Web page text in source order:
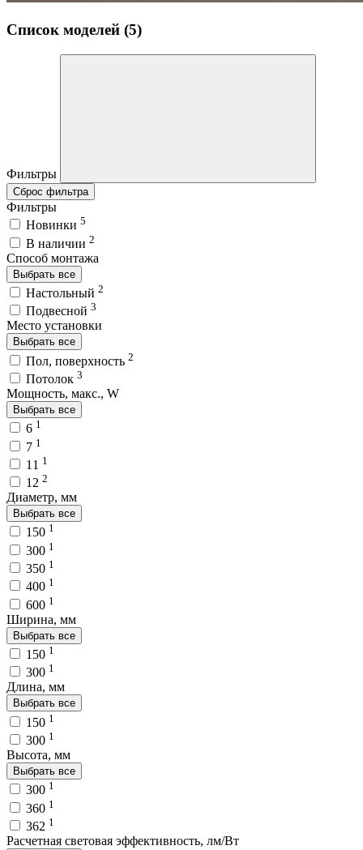
Список моделей (5)
Фильтры
Сброс фильтра
Фильтры
Новинки 5
В наличии 2
Способ монтажа
Выбрать все
Настольный 2
Подвесной 3
Место установки
Выбрать все
Пол, поверхность 2
Потолок 3
Мощность, макс., W
Выбрать все
6 1
7 1
11 1
12 2
Диаметр, мм
Выбрать все
150 1
300 1
350 1
400 1
600 1
Ширина, мм
Выбрать все
150 1
300 1
Длина, мм
Выбрать все
150 1
300 1
Высота, мм
Выбрать все
300 1
360 1
362 1
Расчетная световая эффективность, лм/Вт